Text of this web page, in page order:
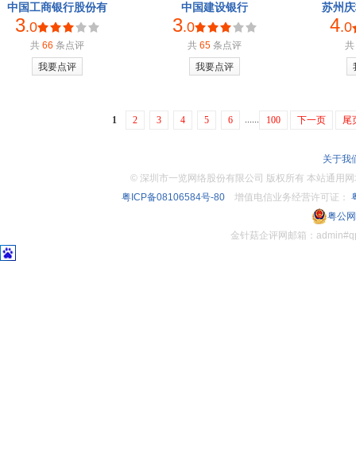
中国工商银行股份有
3.0
共 66 条点评
我要点评
中国建设银行
3.0
共 65 条点评
我要点评
苏州
4.0
共
1 2 3 4 5 6 100 下一页 尾
关于我
© 深圳市一览网络股份有限公司 版权所有 本站通
粤ICP备08106584号-80增值电信业务经营许可证：
粤公
金针菇企评网邮箱：